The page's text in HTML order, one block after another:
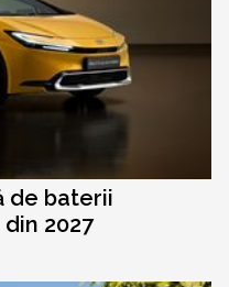
de baterii
2027